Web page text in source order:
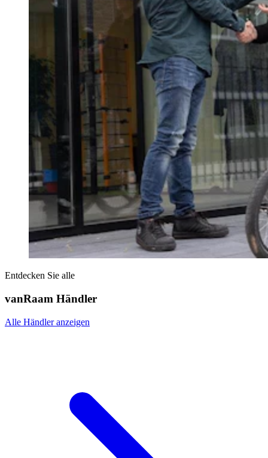
Entdecken Sie alle
vanRaam Händler
Alle Händler anzeigen